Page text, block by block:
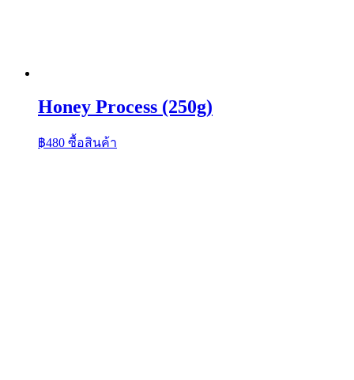
Honey Process (250g)
฿480 ซื้อสินค้า